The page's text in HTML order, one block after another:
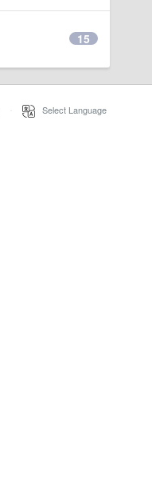
15
Select Language